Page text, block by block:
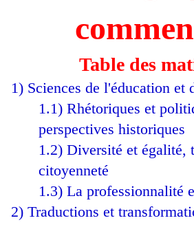
Table des
1) Sciences de l'éducation et
1.1) Rhétoriques et
perspectives historiques
1.2) Diversité et égalité,
citoyenneté
1.3) La professionnalité
2) Traductions et